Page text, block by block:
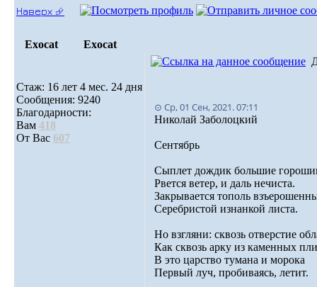
Наверх ⮵
Exocat Exocat
Стаж: 16 лет 4 мес. 24 дня
Сообщения: 9240
Благодарности:
Вам 418
От Вас 607
⊙ Ср, 01 Сен, 2021. 07:11
Николай Заболоцкий
Сентябрь
Сыплет дождик большие
Рвется ветер, и даль нечиста.
Закрывается тополь
Серебристой изнанкой листа.
Но взгляни: сквозь отверстие
Как сквозь арку из каменных
В это царство тумана и морока
Первый луч, пробиваясь, летит.